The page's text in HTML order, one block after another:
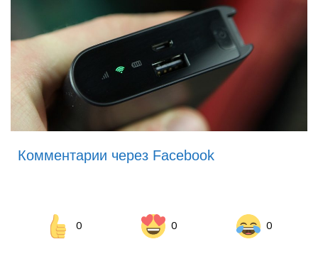
Комментарии через Facebook
0 0 0